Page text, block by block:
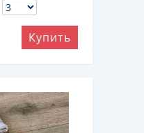
Купить